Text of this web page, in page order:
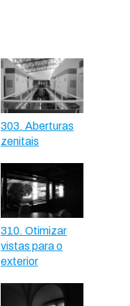
303. Aberturas
zenitais
310. Otimizar
vistas para o
exterior